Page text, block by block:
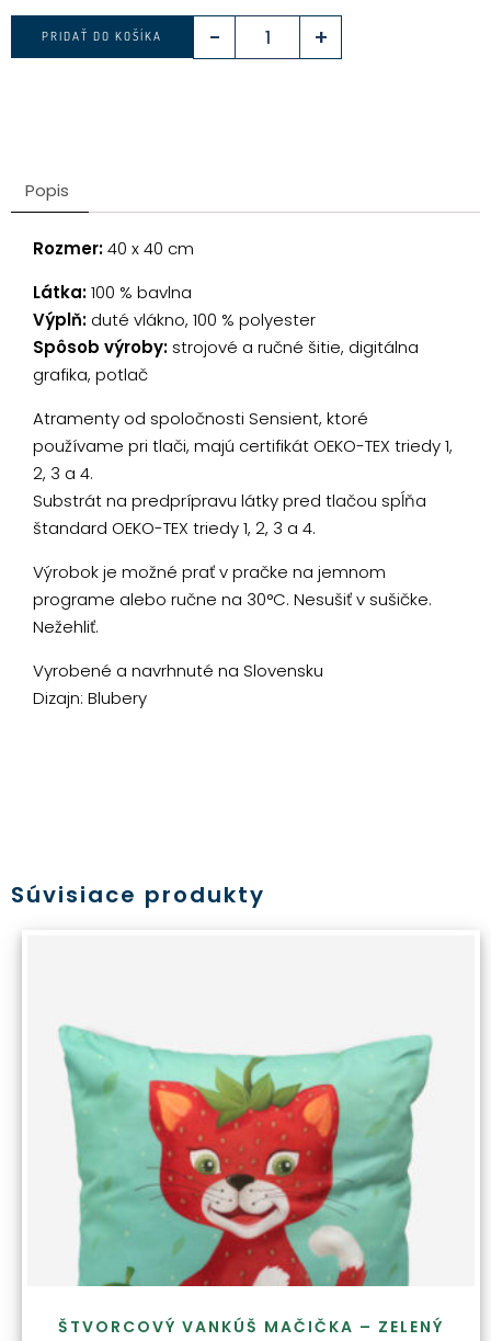
- +
PRIDAŤ DO KOŠÍKA
Popis
Rozmer:40 x 40 cm
Látka:100 % bavlna
Výplň: duté vlákno, 100 % polyester
Spôsob výroby: strojové a ručné šitie, digitálna
grafika, potlač
Atramenty od spoločnosti Sensient, ktoré
používame pri tlači, majú certifikát OEKO-TEX triedy 1,
2, 3 a 4.
Substrát na predprípravu látky pred tlačou spĺňa
štandard OEKO-TEX triedy 1, 2, 3 a 4.
Výrobok je možné prať v pračke na jemnom
programe alebo ručne na 30°C. Nesušiť v sušičke.
Nežehliť.
Vyrobené a navrhnuté na Slovensku
Dizajn: Blubery
Súvisiace produkty
ŠTVORCOVÝ VANKÚŠ MAČIČKA – ZELENÝ